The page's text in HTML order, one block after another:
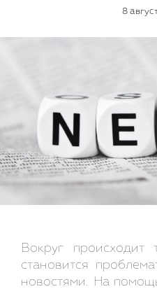
8
Вокруг
становится
новостями. На